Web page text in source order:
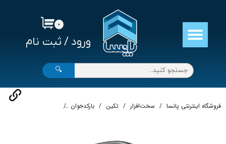
ورود / ثبت نام
حساب کاربری من
تغییر گذر واژه
سفارشات
خروج از حساب کاربری
۰
🔍
فروشگاه اینترنتی پانسا سخت‌افزار تکین بارکدخوان